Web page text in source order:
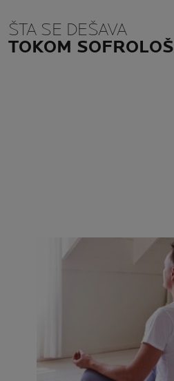
ŠTA SE DEŠAVA
TOKOM